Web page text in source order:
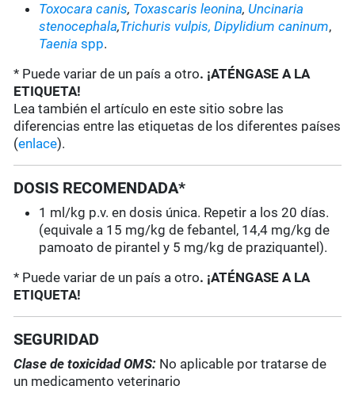
Toxocara canis, Toxascaris leonina, Uncinaria
stenocephala,Trichuris vulpis,Dipylidium caninum,
Taenia spp.
* Puede variar de un país a otro. ¡ATÉNGASE A LA
ETIQUETA!
Lea también el artículo en este sitio sobre las
diferencias entre las etiquetas de los diferentes países
(enlace).
DOSIS RECOMENDADA*
1 ml/kg p.v. en dosis única. Repetir a los 20 días.
(equivale a 15 mg/kg de febantel, 14,4 mg/kg de
pamoato de pirantel y 5 mg/kg de praziquantel).
* Puede variar de un país a otro. ¡ATÉNGASE A LA
ETIQUETA!
SEGURIDAD
Clase de toxicidad OMS: No aplicable por tratarse de
un medicamento veterinario